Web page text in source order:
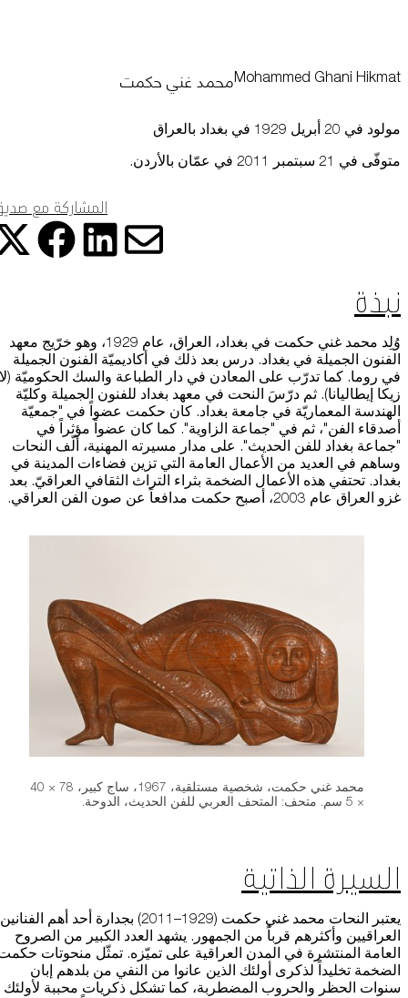
Mohammed Ghani Hikmatمحمد غني حكمت
مولود في 20 أبريل 1929 في بغداد بالعراق
متوفّى في 21 سبتمبر 2011 في عمّان بالأردن.
المشاركة مع
نبذة
وُلِد محمد غني حكمت في بغداد، العراق، عام 1929، وهو خرّيج معهد
الفنون الجميلة في بغداد. درس بعد ذلك في أكاديميّة الفنون الجميلة
في روما. كما تدرّب على المعادن في دار الطباعة والسك الحكوميّة (لا
زيكا إيطاليانا). ثم درّسَ النحت في معهد بغداد للفنون الجميلة وكليّة
الهندسة المعماريّة في جامعة بغداد. كان حكمت عضواً في "جمعيّة
أصدقاء الفن"، ثم في "جماعة الزاوية". كما كان عضواً مؤثراً في
"جماعة بغداد للفن الحديث". على مدار مسيرته المهنية، ألّف النحات
وساهم في العديد من الأعمال العامة التي تزين فضاءات المدينة في
بغداد. تحتفي هذه الأعمال الضخمة بثراء التراث الثقافي العراقيّ. بعد
غزو العراق عام 2003، أصبح حكمت مدافعاً عن صون الفن العراقي.
محمد غني حكمت، شخصية مستلقية، 1967، ساج كبير، 78 × 40
× 5 سم. متحف: المتحف العربي للفن الحديث، الدوحة.
السيرة الذاتية
يعتبر النحات محمد غني حكمت (1929–2011) بجدارة أحد أهم الفنانين
العراقيين وأكثرهم قرباً من الجمهور. يشهد العدد الكبير من الصروح
العامة المنتشرة في المدن العراقية على تميّزه. تمثّل منحوتات
الضخمة تخليداً لذكرى أولئك الذين عانوا من النفي من بلدهم إبان
سنوات الحظر والحروب المضطربة، كما تشكل ذكريات محببة لأولئك
موسوعة متحف
الوظائف والفرص
الصحافة
رعاة متاحف قطر
استضافة الفعاليات
اتصل بنا
يمكن أن يؤدي إيقاف تشغيل بعض هذه الملفات إلى توقف الوظائف ذات
الصلة عن العمل بشكل صحيح. يمكنك تغيير تفضيلاتك في أي وقت
موافقة حفظ الإعدادات